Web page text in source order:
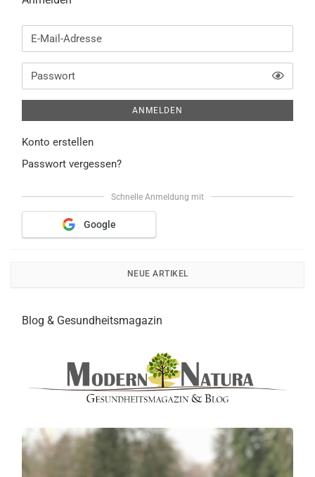
E-
Mail-
Passwort
ANMELDEN
Konto erstellen
Passwort vergessen?
Schnelle Anmeldung mit
NEUE ARTIKEL
Blog & Gesundheitsmagazin